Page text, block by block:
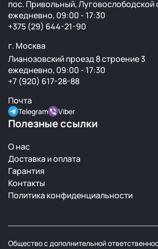
пос. Привольный, Луговослободской
ежедневно, 09:00 - 17:30
+375 (29) 644-21-90
г. Москва
Лианозовский проезд 8 строение 3
ежедневно, 09:00 - 17:30
+7 (920) 617-28-88
Почта
Telegram Viber
Полезные ссылки
О нас
Доставка и оплата
Гарантия
Контакты
Политика конфиденциальности
Общество с дополнительной